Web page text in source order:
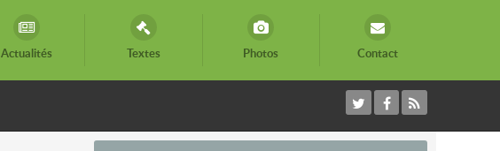
Actualités Textes Photos Contact